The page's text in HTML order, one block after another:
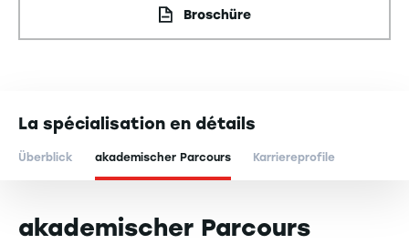
Broschüre
La spécialisation en détails
Überblick akademischer Parcours Karriereprofile
akademischer Parcours